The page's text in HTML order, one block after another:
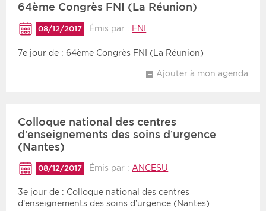
64ème Congrès FNI (La Réunion)
08/12/2017 Émis par : FNI
7e jour de : 64ème Congrès FNI (La Réunion)
Ajouter à mon agenda
Colloque national des centres
d’enseignements des soins d’urgence
(Nantes)
08/12/2017 Émis par :ANCESU
3e jour de : Colloque national des centres
d’enseignements des soins d’urgence (Nantes)